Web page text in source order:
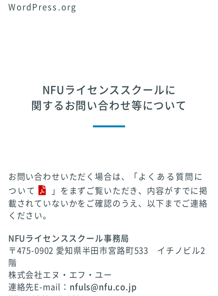
WordPress.org
NFUライセンススクールに
関するお問い合わせ等について
お問い合わせいただく場合は、「 よくある質問に
ついて
」をまずご覧いただき、内容がすでに掲
載されていないかをご確認のうえ、以下までご連絡
ください。
NFUライセンススクール事務局
〒475-0902 愛知県半田市宮路町533 イチノビル2
階
株式会社エヌ・エフ・ユー
連絡先E-mail： nfuls@nfu.co.jp